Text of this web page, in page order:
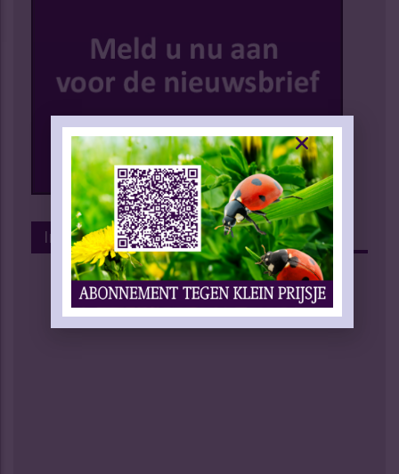
Instagram